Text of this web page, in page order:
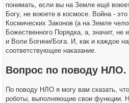
понимать, если вы на Земле ещё
Богу, не воюете в космосе. Война -
Космических Законов (а на Земле
Божественного Порядка, а, значит, не
и Воли Богини/Бога. И, как и каждое
соответствующее наказание.
Вопрос по поводу НЛО.
По поводу НЛО я могу вам сказать,
роботы, выполняющие свои функции.